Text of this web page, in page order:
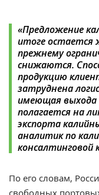
«Предложение
итоге остается
прежнему
снижаются.
продукцию
затруднена
имеющая выхода
полагается на
экспорта
аналитик по
консалтинговой
По его словам,
свободных